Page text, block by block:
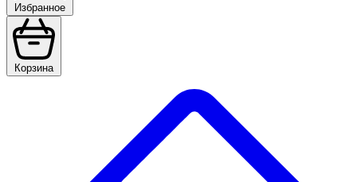
Избранное
Корзина